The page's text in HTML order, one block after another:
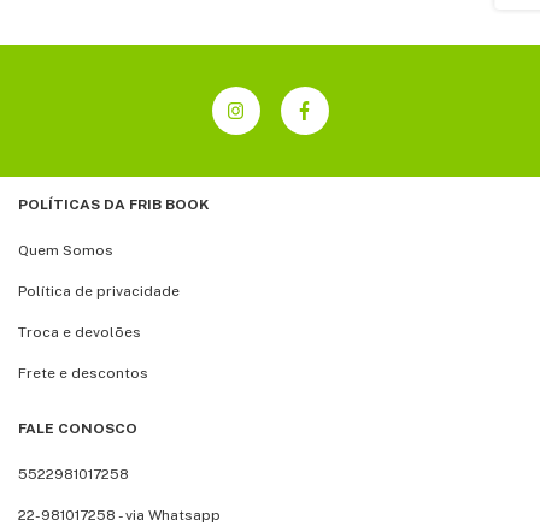
POLÍTICAS DA FRIB BOOK
Quem Somos
Política de privacidade
Troca e devolões
Frete e descontos
FALE CONOSCO
5522981017258
22-981017258 - via Whatsapp